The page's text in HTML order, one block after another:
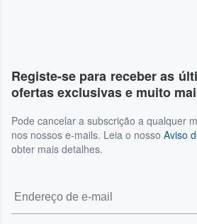
Registe-se para receber as
ofertas exclusivas e muito
Pode cancelar a subscrição a qualquer
nos nossos e-mails. Leia o nosso Aviso
obter mais detalhes.